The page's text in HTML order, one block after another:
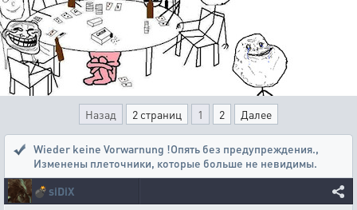
Назад 2 страниц 1 2 Далее
Wieder keine Vorwarnung !Опять без предупреждения.,
Изменены плеточники, которые больше не невидимы.
💣 siDiX